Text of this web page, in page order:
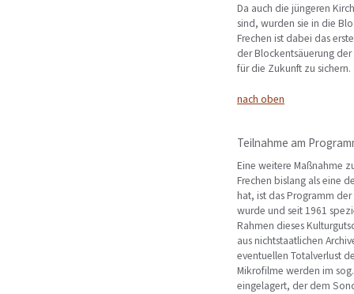
Da auch die jüngeren
sind, wurden sie in die
Frechen ist dabei das
der Blockentsäuerung
für die Zukunft zu sichern.
nach oben
Teilnahme am
Eine weitere Maßnahme
Frechen bislang als eine
hat, ist das Programm
wurde und seit 1961
Rahmen dieses
aus nichtstaatlichen
eventuellen Totalverlust
Mikrofilme werden im
eingelagert, der dem